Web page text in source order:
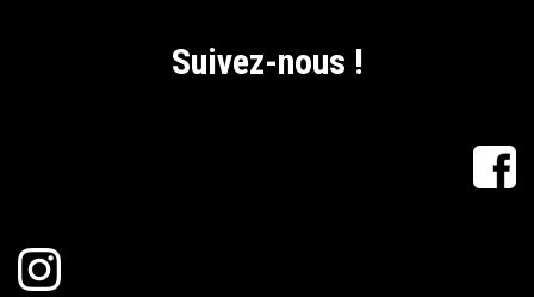
Suivez-nous !